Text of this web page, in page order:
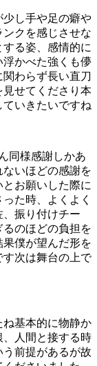
し手や足の癖や
クを感じさせな
る姿、感情的に
かべた強くも儚
わらず長い直刀
見せてくださり本
いきたいですね
同様感謝しかあ
いほどの感謝を
お願いした際に
た時、よくよく
振り付けチー
のほどの負担を
僕が望んだ形を
次は舞台の上で
ね基本的に物静か
人間と接する時
前提があるが故